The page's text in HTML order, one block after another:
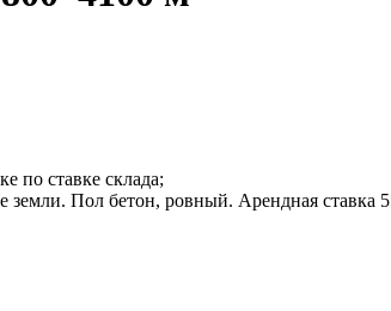
по ставке склада;
Пол бетон, ровный. Арендная